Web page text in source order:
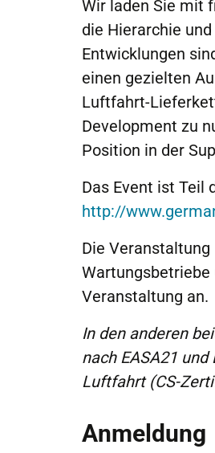
Wir laden Sie mit
die Hierarchie
Entwicklungen
einen gezielten
Luftfahrt-
Development zu
Position in der
Das Event ist Teil
http://
Die
Wartungsbetriebe
Veranstaltung an.
In den anderen
nach EASA21
Luftfahrt (CS-
Anmeldung